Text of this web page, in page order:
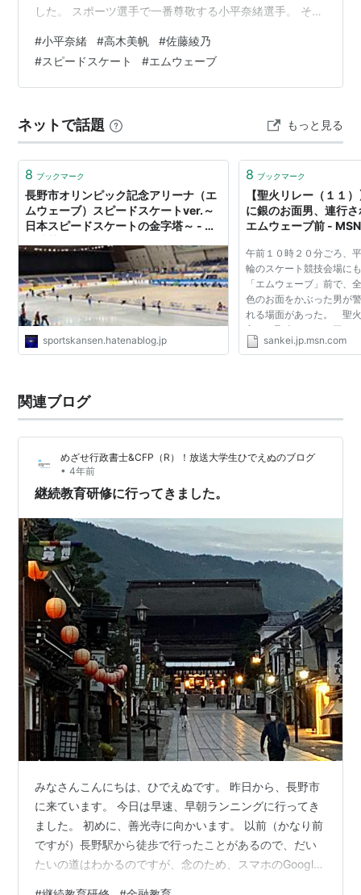
した。 スポーツ選手で一番尊敬する小平奈緒選手。 その
またチケットを購入し、長野県長野市にあるMウェーブ
へと向かいました。 この時はまだ、あれほどの感動を味
わうとは思ってもいませんでした・・・。 全日本スピー
００ｍで小平さんの最後の雄姿を見る！ 女子300…
#小平奈緒 #高木美帆 #佐藤綾乃
#スピードスケート #エムウェーブ
ネットで話題 もっと見る
8 ブックマーク
長野市オリンピック記念アリーナ（エ
ムウェーブ）スピードスケートver.～
日本スピードスケートの金字塔～ - ス
sportskansen.hatenablog.jp
8 ブックマーク
【聖火リレー（１１
に銀のお面男、連行
エムウェーブ前 -
午前１０時２０分ごろ、
輪のスケート競技会場に
「エムウェーブ」前で、
色のお面をかぶった男が
れる場面があった。 聖
入り、聖火リレーは同５
（休憩）される予定。
sankei.jp.msn.com
関連ブログ
めざせ行政書士&CFP（R）！放送大学生ひでえぬのブログ
• 4年前
継続教育研修に行ってきました。
みなさんこんにちは、ひでえぬです。 昨日から、長野市
に来ています。 今日は早速、早朝ランニングに行ってき
ました。 初めに、善光寺に向かいます。 以前（かなり前
ですが）長野駅から徒歩で行ったことがあるので、だい
たいの道はわかるのですが、念のため、スマホのGoogle